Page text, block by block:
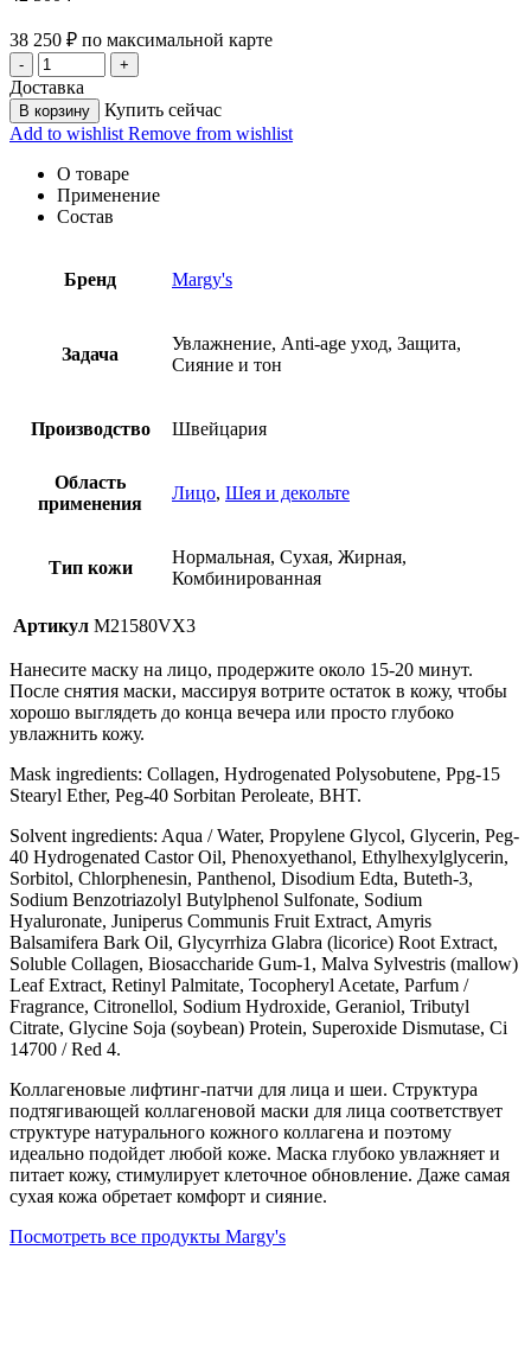
38 250 ₽ по максимальной карте
Доставка
В корзину
Купить сейчас
Add to wishlist Remove from wishlist
О товаре
Применение
Состав
Бренд Margy's
Задача
Увлажнение, Anti-age уход, Защита,
Сияние и тон
Производство Швейцария
Область
применения
Лицо, Шея и декольте
Тип кожи
Нормальная, Сухая, Жирная,
Комбинированная
Артикул M21580VХ3
Нанесите маску на лицо, продержите около 15-20 минут.
После снятия маски, массируя вотрите остаток в кожу, чтобы
хорошо выглядеть до конца вечера или просто глубоко
увлажнить кожу.
Mask ingredients: Collagen, Hydrogenated Polysobutene, Ppg-15
Stearyl Ether, Peg-40 Sorbitan Peroleate, BHT.
Solvent ingredients: Aqua / Water, Propylene Glycol, Glycerin, Peg-
40 Hydrogenated Castor Oil, Phenoxyethanol, Ethylhexylglycerin,
Sorbitol, Chlorphenesin, Panthenol, Disodium Edta, Buteth-3,
Sodium Benzotriazolyl Butylphenol Sulfonate, Sodium
Hyaluronate, Juniperus Communis Fruit Extract, Amyris
Balsamifera Bark Oil, Glycyrrhiza Glabra (licorice) Root Extract,
Soluble Collagen, Biosaccharide Gum-1, Malva Sylvestris (mallow)
Leaf Extract, Retinyl Palmitate, Tocopheryl Acetate, Parfum /
Fragrance, Citronellol, Sodium Hydroxide, Geraniol, Tributyl
Citrate, Glycine Soja (soybean) Protein, Superoxide Dismutase, Ci
14700 / Red 4.
Коллагеновые лифтинг-патчи для лица и шеи. Структура
подтягивающей коллагеновой маски для лица соответствует
структуре натурального кожного коллагена и поэтому
идеально подойдет любой коже. Маска глубоко увлажняет и
питает кожу, стимулирует клеточное обновление. Даже самая
сухая кожа обретает комфорт и сияние.
Посмотреть все продукты Margy's